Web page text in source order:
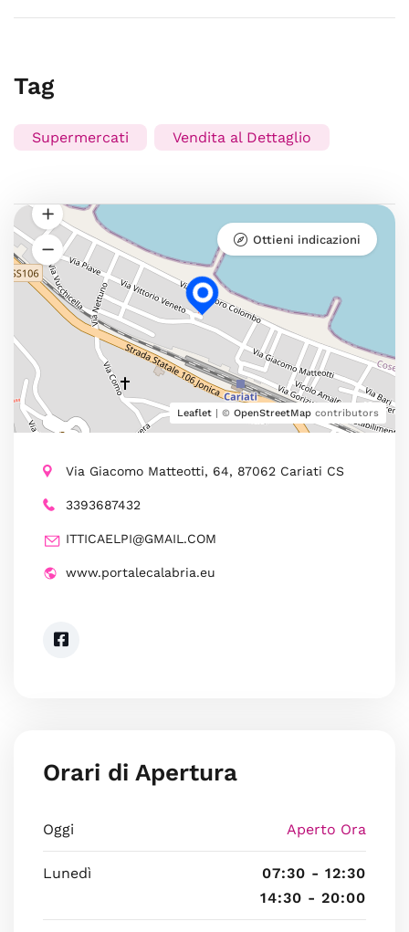
Tag
Supermercati Vendita al Dettaglio
Leaflet | © OpenStreetMap contributors
Ottieni indicazioni
Via Giacomo Matteotti, 64, 87062 Cariati CS
3393687432
ITTICAELPI@GMAIL.COM
www.portalecalabria.eu
Orari di Apertura
Oggi Aperto Ora
Lunedì
07:30 - 12:30
14:30 - 20:00